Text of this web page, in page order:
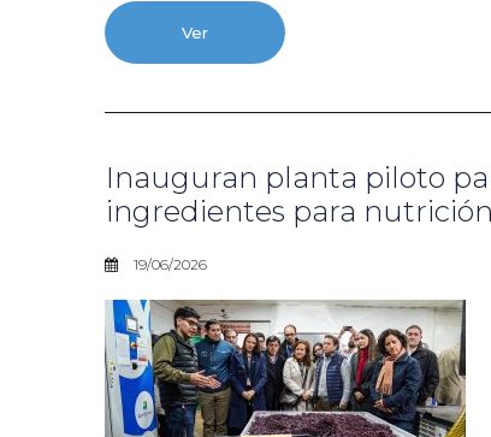
Ver
Inauguran planta piloto
ingredientes para
19/06/2026